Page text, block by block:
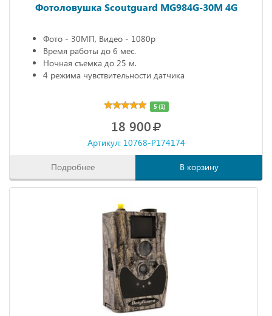
Фотоловушка Scoutguard MG984G-30M 4G
Фото - 30МП, Видео - 1080р
Время работы до 6 мес.
Ночная съемка до 25 м.
4 режима чувствительности датчика
5 (1)
18 900
Артикул: 10768-P174174
Подробнее В корзину